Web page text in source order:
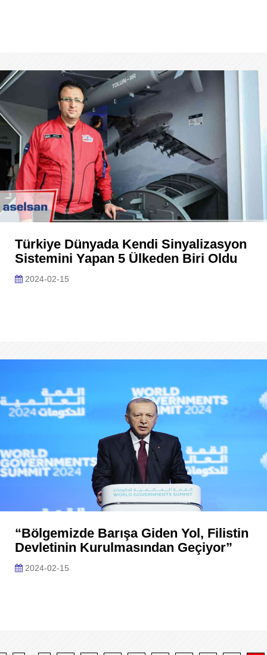
Türkiye Dünyada Kendi Sinyalizasyon
Sistemini Yapan 5 Ülkeden Biri Oldu
2024-02-15
“Bölgemizde Barışa Giden Yol, Filistin
Devletinin Kurulmasından Geçiyor”
2024-02-15